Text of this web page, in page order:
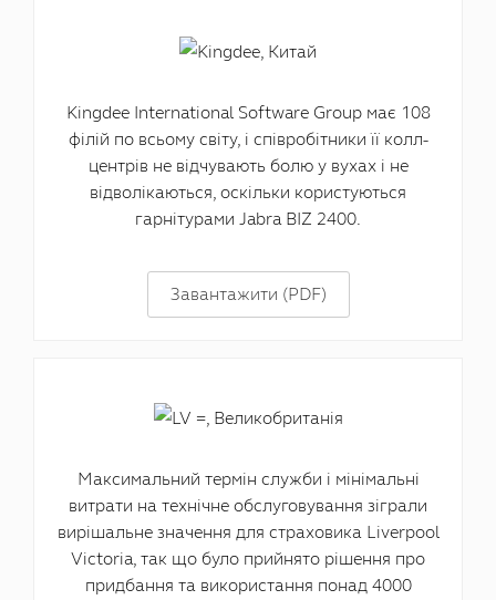
Kingdee International Software Group має 108
філій по всьому світу, і співробітники її колл-
центрів не відчувають болю у вухах і не
відволікаються, оскільки користуються
гарнітурами Jabra BIZ 2400.
Завантажити (PDF)
Максимальний термін служби і мінімальні
витрати на технічне обслуговування зіграли
вирішальне значення для страховика Liverpool
Victoria, так що було прийнято рішення про
придбання та використання понад 4000